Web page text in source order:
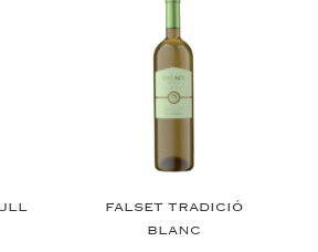
FALSET TRADICIÓ
BLANC